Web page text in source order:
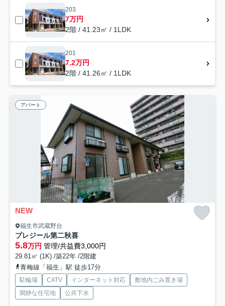
203
7万円
2階 / 41.23㎡ / 1LDK
201
7.2万円
2階 / 41.26㎡ / 1LDK
アパート
NEW
福生市武蔵野台
プレジール第二秋喜
5.8万円 管理/共益費3,000円
29.81㎡ (1K) /築22年 /2階建
青梅線「福生」駅 徒歩17分
駐輪場 CATV インターネット対応
敷地内ごみ置き場
閑静な住宅地
公共下水